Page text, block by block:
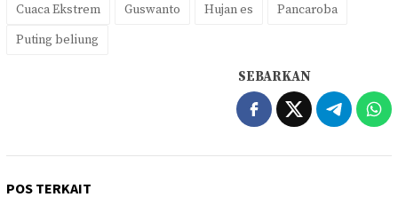
Cuaca Ekstrem Guswanto Hujan es
Pancaroba
Puting beliung
SEBARKAN
POS TERKAIT